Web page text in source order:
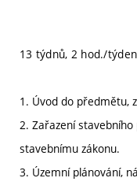
13 týdnů, 2 hod./
1. Úvod do předmětu,
2. Zařazení
stavebnímu zákonu.
3. Územní plánování,